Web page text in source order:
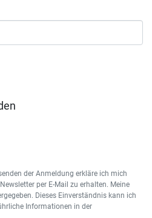
der Anmeldung erkläre ich mich
per E-Mail zu erhalten. Meine
Dieses Einverständnis kann ich
Informationen in der